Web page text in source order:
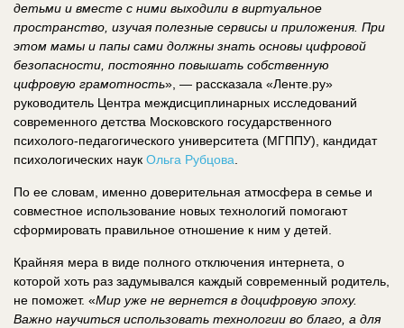
детьми и вместе с ними выходили в виртуальное
пространство, изучая полезные сервисы и приложения. При
этом мамы и папы сами должны знать основы цифровой
безопасности, постоянно повышать собственную
цифровую грамотность», — рассказала «Ленте.ру»
руководитель Центра междисциплинарных исследований
современного детства Московского государственного
психолого-педагогического университета (МГППУ), кандидат
психологических наук Ольга Рубцова
По ее словам, именно доверительная атмосфера в семье и
совместное использование новых технологий помогают
сформировать правильное отношение к ним у детей.
Крайняя мера в виде полного отключения интернета, о
которой хоть раз задумывался каждый современный родитель,
не поможет. «Мир уже не вернется в доцифровую эпоху.
Важно научиться использовать технологии во благо, а для